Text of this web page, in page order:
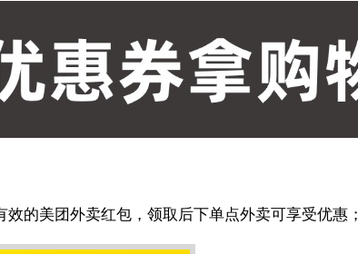
的美团外卖红包，领取后下单点外卖可享受优惠；